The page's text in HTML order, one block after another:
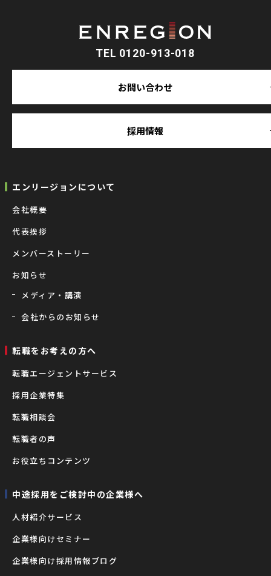
TEL 0120-913-018
お問い合わせ
採用情報
エンリージョンについて
会社概要
代表挨拶
メンバーストーリー
お知らせ
メディア・講演
会社からのお知らせ
転職をお考えの⽅へ
転職エージェントサービス
採用企業特集
転職相談会
転職者の声
お役立ちコンテンツ
中途採用をご検討中の企業様へ
⼈材紹介サービス
企業様向けセミナー
企業様向け採用情報ブログ